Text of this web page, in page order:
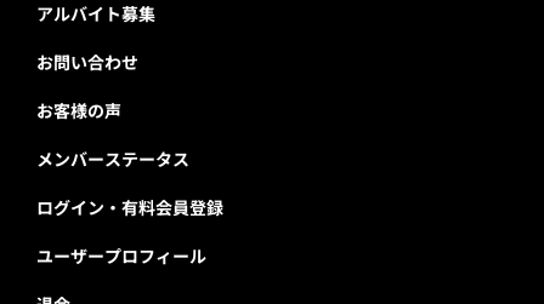
アルバイト募集
お問い合わせ
お客様の声
メンバーステータス
ログイン・有料会員登録
ユーザープロフィール